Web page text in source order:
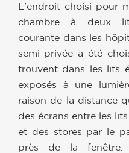
L'endroit choisi pour
chambre à deux
courante dans les
semi-privée a été
trouvent dans les lits
exposés à une
raison de la distance
des écrans entre les
et des stores par le
près de la fenêtre.